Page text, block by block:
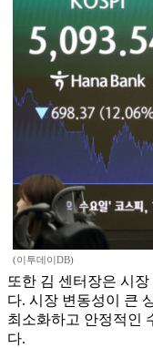
(이투데이DB)
또한 김 센터장은 시
다. 시장 변동성이 큰
최소화하고 안정적인
다.